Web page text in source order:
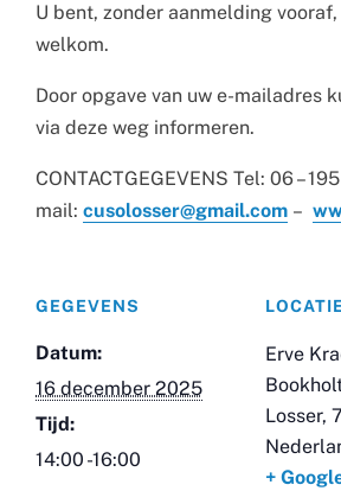
U bent, zonder aanmelding
welkom.
Door opgave van uw e-mailadres
via deze weg informeren.
CONTACTGEGEVENS Tel: 06 –
mail: cusolosser@gmail.com–
GEGEVENS
Datum:
16 december 2025
Tijd:
14:00 -16:00
Erve
Losser,
+